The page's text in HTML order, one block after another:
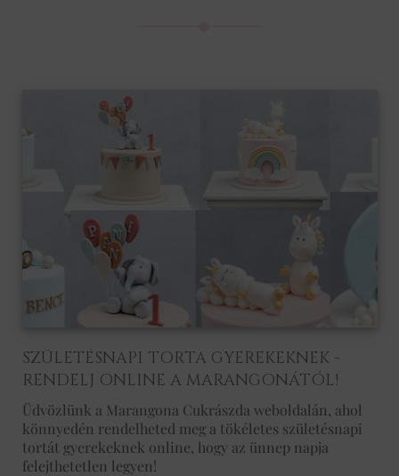
SZÜLETÉSNAPI TORTA GYEREKEKNEK -
RENDELJ ONLINE A MARANGONÁTÓL!
Üdvözlünk a Marangona Cukrászda weboldalán, ahol
könnyedén rendelheted meg a tökéletes születésnapi
tortát gyerekeknek online, hogy az ünnep napja
felejthetetlen legyen!